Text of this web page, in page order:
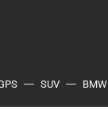
SUV BMW